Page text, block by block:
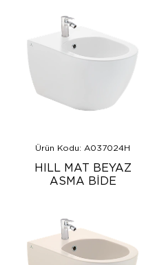
Ürün Kodu: A037024H
HILL MAT BEYAZ
ASMA BİDE